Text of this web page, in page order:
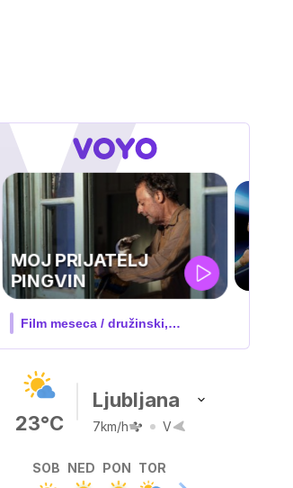
UEFA
SUPERPOKAL
V živo na VOYO: sreda ob 20.30
23°C
Ljubljana
7km/h V
SOB NED PON TOR